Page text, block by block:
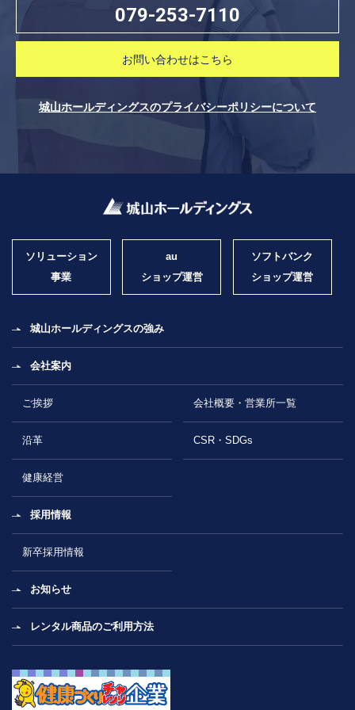
079-253-7110
お問い合わせはこちら
城山ホールディングスのプライバシーポリシーについて
ソリューション
事業
au
ショップ運営
ソフトバンク
ショップ運営
城山ホールディングスの強み
会社案内
ご挨拶 会社概要・営業所一覧
沿革 CSR・SDGs
健康経営
採用情報
新卒採用情報
お知らせ
レンタル商品のご利用方法